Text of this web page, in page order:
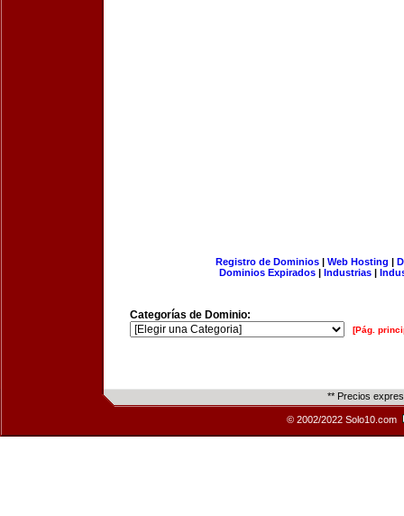
Registro de Dominios| Web Hosting |
Dominios Expirados | Industrias |
Categorías de Dominio:
[Pág.
** Precios
© 2002/2022 Solo10.com